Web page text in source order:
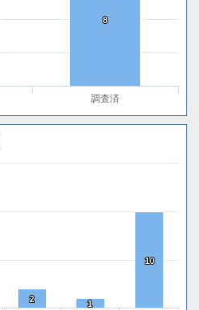
8
8
調査済
2
2 1
1
10
10